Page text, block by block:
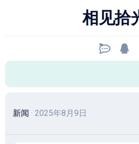
相见拾
新闻 · 2025年8月9日